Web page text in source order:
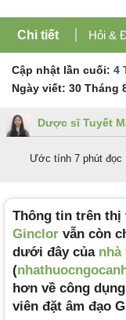
Chi tiết Hỏi &
Cập nhật lần cuối: 4
Ngày viết: 30 Tháng
Dược sĩ Tuyết
Ước tính 7 phút đọc
Thông tin trên thị
Ginclor vẫn còn
dưới đây của nhà
(
hơn về công
viên đặt âm đạo